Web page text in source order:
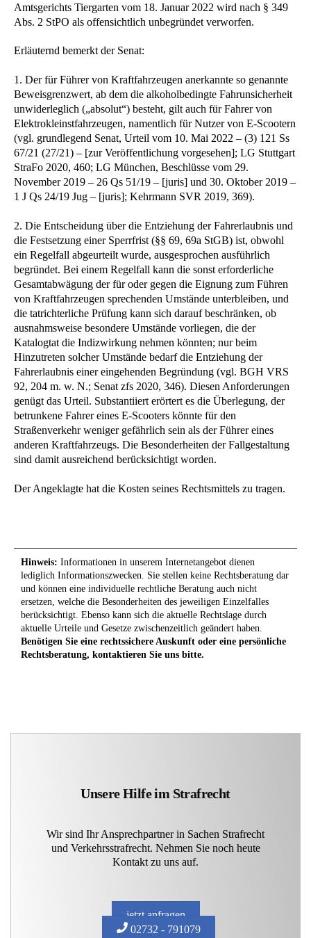
Amtsgerichts Tiergarten vom 18. Januar 2022 wird nach § 349
Abs. 2 StPO als offensichtlich unbegründet verworfen.
Erläuternd bemerkt der Senat:
1. Der für Führer von Kraftfahrzeugen anerkannte so genannte
Beweisgrenzwert, ab dem die alkoholbedingte Fahrunsicherheit
unwiderleglich („absolut“) besteht, gilt auch für Fahrer von
Elektrokleinstfahrzeugen, namentlich für Nutzer von E-Scootern
(vgl. grundlegend Senat, Urteil vom 10. Mai 2022 – (3) 121 Ss
67/21 (27/21) – [zur Veröffentlichung vorgesehen]; LG Stuttgart
StraFo 2020, 460; LG München, Beschlüsse vom 29.
November 2019 – 26 Qs 51/19 – [juris] und 30. Oktober 2019 –
1 J Qs 24/19 Jug – [juris]; Kehrmann SVR 2019, 369).
2. Die Entscheidung über die Entziehung der Fahrerlaubnis und
die Festsetzung einer Sperrfrist (§§ 69, 69a StGB) ist, obwohl
ein Regelfall abgeurteilt wurde, ausgesprochen ausführlich
begründet. Bei einem Regelfall kann die sonst erforderliche
Gesamtabwägung der für oder gegen die Eignung zum Führen
von Kraftfahrzeugen sprechenden Umstände unterbleiben, und
die tatrichterliche Prüfung kann sich darauf beschränken, ob
ausnahmsweise besondere Umstände vorliegen, die der
Katalogtat die Indizwirkung nehmen könnten; nur beim
Hinzutreten solcher Umstände bedarf die Entziehung der
Fahrerlaubnis einer eingehenden Begründung (vgl. BGH VRS
92, 204 m. w. N.; Senat zfs 2020, 346). Diesen Anforderungen
genügt das Urteil. Substantiiert erörtert es die Überlegung, der
betrunkene Fahrer eines E-Scooters könnte für den
Straßenverkehr weniger gefährlich sein als der Führer eines
anderen Kraftfahrzeugs. Die Besonderheiten der Fallgestaltung
sind damit ausreichend berücksichtigt worden.
Der Angeklagte hat die Kosten seines Rechtsmittels zu tragen.
Hinweis: Informationen in unserem Internetangebot dienen
lediglich Informationszwecken. Sie stellen keine Rechtsberatung dar
und können eine individuelle rechtliche Beratung auch nicht
ersetzen, welche die Besonderheiten des jeweiligen Einzelfalles
berücksichtigt. Ebenso kann sich die aktuelle Rechtslage durch
aktuelle Urteile und Gesetze zwischenzeitlich geändert haben.
Benötigen Sie eine rechtssichere Auskunft oder eine persönliche
Rechtsberatung, kontaktieren Sie uns bitte.
Unsere Hilfe im Strafrecht
Wir sind Ihr Ansprechpartner in Sachen Strafrecht
und Verkehrsstrafrecht. Nehmen Sie noch heute
Kontakt zu uns auf.
jetzt anfragen
02732 - 791079